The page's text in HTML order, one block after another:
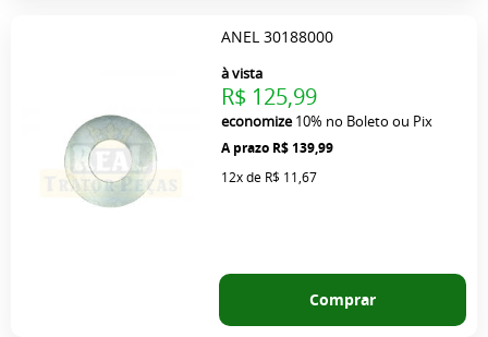
ANEL 30188000
R$ 139,99
à vista
R$ 125,99
economize10% no Boleto ou Pix
12xde R$ 11,67
Comprar